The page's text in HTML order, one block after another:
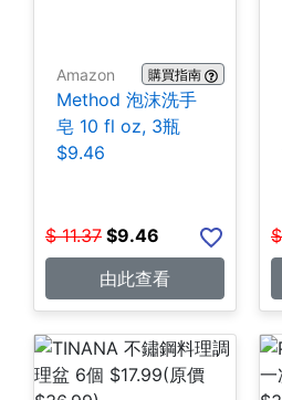
Amazon 購買指南
Method 泡沫洗手
皂 10 fl oz, 3瓶
$9.46
$ 11.37 $9.46
由此查看
$